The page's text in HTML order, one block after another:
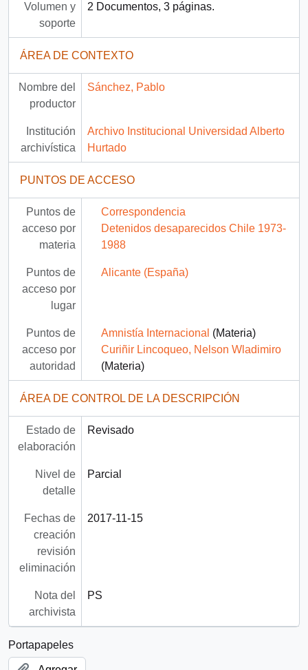
Volumen y
soporte
2 Documentos, 3 páginas.
ÁREA DE CONTEXTO
Nombre del
productor
Sánchez, Pablo
Institución
archivística
Archivo Institucional Universidad Alberto
Hurtado
PUNTOS DE ACCESO
Puntos de
acceso por
materia
Correspondencia
Detenidos desaparecidos Chile 1973-
1988
Puntos de
acceso por
lugar
Alicante (España)
Puntos de
acceso por
autoridad
Amnistía Internacional (Materia)
Curiñir Lincoqueo, Nelson Wladimiro
(Materia)
ÁREA DE CONTROL DE LA DESCRIPCIÓN
Estado de
elaboración
Revisado
Nivel de
detalle
Parcial
Fechas de
creación
revisión
eliminación
2017-11-15
Nota del
archivista
PS
Portapapeles